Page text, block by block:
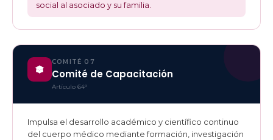
social al asociado y su familia.
COMITÉ 07
Comité de Capacitación
Artículo 64°
Impulsa el desarrollo académico y científico continuo
del cuerpo médico mediante formación, investigación